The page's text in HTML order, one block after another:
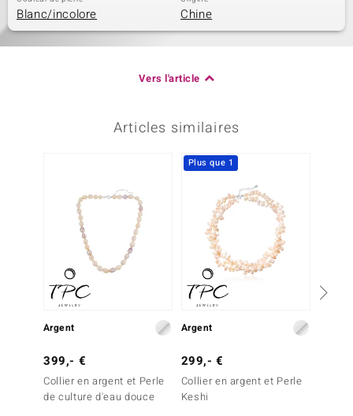
Blanc/incolore Chine
Vers l'article
Articles similaires
Argent
399,- €
Collier en argent et Perle
de culture d'eau douce
Plus que 1
Argent
299,- €
Collier en argent et Perle
Keshi